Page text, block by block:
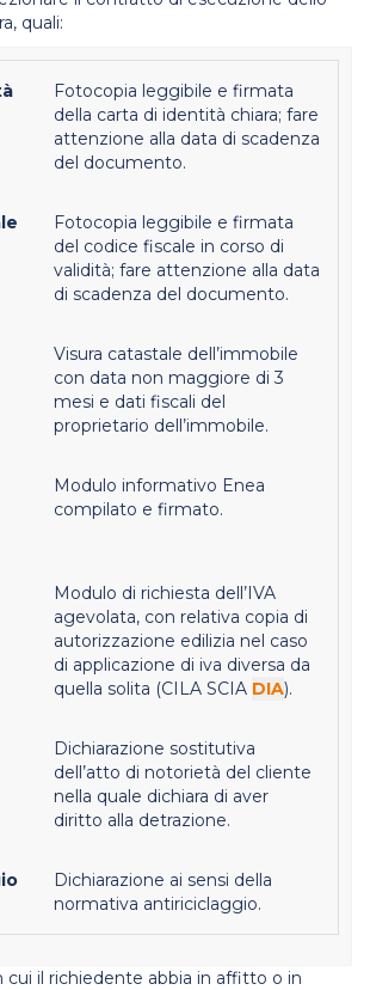
quali:
Fotocopia leggibile e firmata
della carta di identità chiara; fare
attenzione alla data di scadenza
del documento.
Fotocopia leggibile e firmata
del codice fiscale in corso di
validità; fare attenzione alla data
di scadenza del documento.
Visura catastale dell’immobile
con data non maggiore di 3
mesi e dati fiscali del
proprietario dell’immobile.
Modulo informativo Enea
compilato e firmato.
Modulo di richiesta dell’IVA
agevolata, con relativa copia di
autorizzazione edilizia nel caso
di applicazione di iva diversa da
quella solita (CILA SCIA DIA).
Dichiarazione sostitutiva
dell’atto di notorietà del cliente
nella quale dichiara di aver
diritto alla detrazione.
Dichiarazione ai sensi della
normativa antiriciclaggio.
cui il richiedente abbia in affitto o in